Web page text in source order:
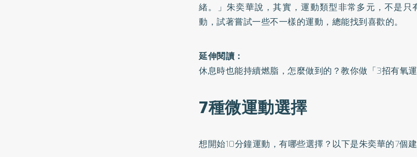
緒。」朱奕華說，其實，運動類型非常多元，不是只
動，試著嘗試一些不一樣的運動，總能找到喜歡的。
延伸閱讀：
休息時也能持續燃脂，怎麼做到的？教你做「3招有氧
7種微運動選擇
想開始10分鐘運動，有哪些選擇？以下是朱奕華的7個建